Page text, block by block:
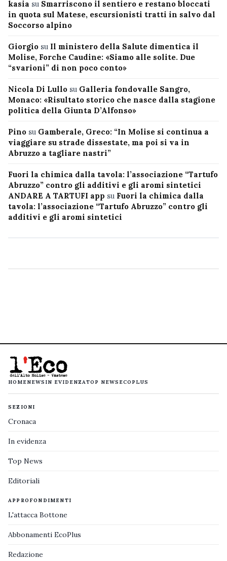
kasia su Smarriscono il sentiero e restano bloccati
in quota sul Matese, escursionisti tratti in salvo dal
Soccorso alpino
Giorgio su Il ministero della Salute dimentica il
Molise, Forche Caudine: «Siamo alle solite. Due
“svarioni” di non poco conto»
Nicola Di Lullo su Galleria fondovalle Sangro,
Monaco: «Risultato storico che nasce dalla stagione
politica della Giunta D’Alfonso»
Pino su Gamberale, Greco: “In Molise si continua a
viaggiare su strade dissestate, ma poi si va in
Abruzzo a tagliare nastri”
Fuori la chimica dalla tavola: l’associazione “Tartufo
Abruzzo” contro gli additivi e gli aromi sintetici
ANDARE A TARTUFI app su Fuori la chimica dalla
tavola: l’associazione “Tartufo Abruzzo” contro gli
additivi e gli aromi sintetici
HOMENEWS IN EVIDENZATOP NEWS ECOPLUS
SEZIONI
Cronaca
In evidenza
Top News
Editoriali
APPROFONDIMENTI
L'attacca Bottone
Abbonamenti EcoPlus
Redazione